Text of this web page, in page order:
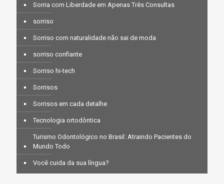
Sorria com Liberdade em Apenas Três Consultas
sorriso
Sorriso com naturalidade não sai de moda
sorriso confiante
Sorriso hi-tech
Sorrisos
Sorrisos em cada detalhe
Tecnologia ortodôntica
Turismo Odontológico no Brasil: Atraindo Pacientes do
Mundo Todo
Você cuida da sua língua?